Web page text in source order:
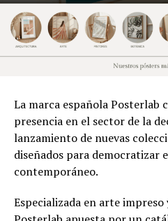
La marca española Posterlab
presencia en el sector de la
lanzamiento de nuevas
diseñados para democratizar
contemporáneo.
Especializada en arte